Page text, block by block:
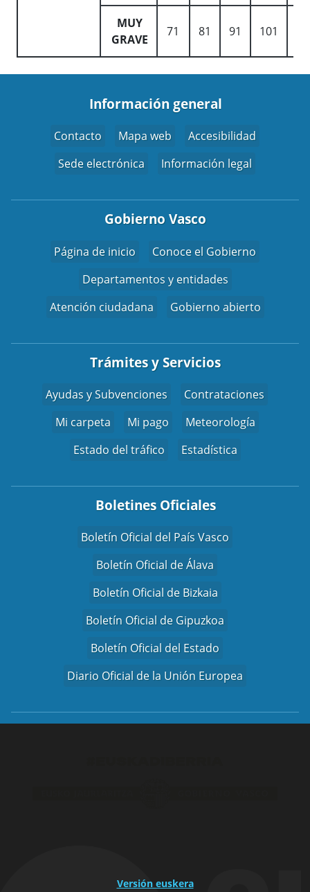
MUY
GRAVE
71 81 91 101
Información general
Contacto Mapa web
Accesibilidad
Sede electrónica
Información legal
Gobierno Vasco
Página de inicio
Conoce el Gobierno
Departamentos y entidades
Atención ciudadana
Gobierno abierto
Trámites y Servicios
Ayudas y Subvenciones
Contrataciones
Mi carpeta
Mi pago
Meteorología
Estado del tráfico
Estadística
Boletines Oficiales
Boletín Oficial del País Vasco
Boletín Oficial de Álava
Boletín Oficial de Bizkaia
Boletín Oficial de Gipuzkoa
Boletín Oficial del Estado
Diario Oficial de la Unión Europea
Versión euskera